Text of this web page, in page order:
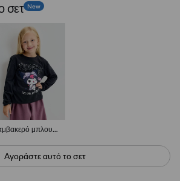
σετ New
Βαμβακερό μπλουζάκι με μακρύ μανίκι Kuromi
Αγοράστε αυτό το σετ